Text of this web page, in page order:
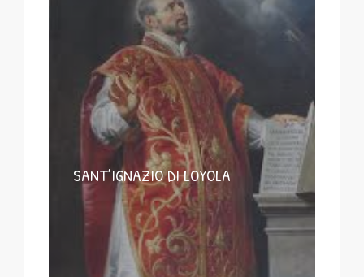
SANT’IGNAZIO DI LOYOLA